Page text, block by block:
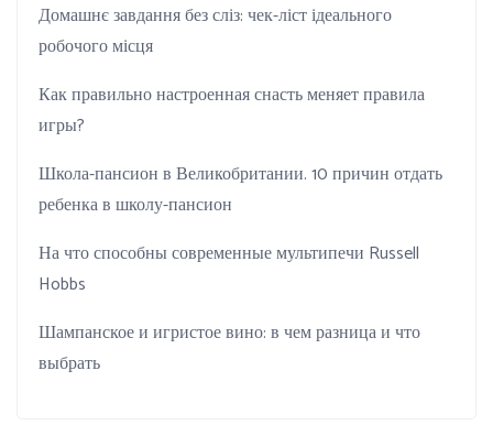
Домашнє завдання без сліз: чек-ліст ідеального
робочого місця
Как правильно настроенная снасть меняет правила
игры?
Школа-пансион в Великобритании. 10 причин отдать
ребенка в школу-пансион
На что способны современные мультипечи Russell
Hobbs
Шампанское и игристое вино: в чем разница и что
выбрать